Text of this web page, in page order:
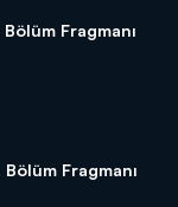
Fragmanı
Fragmanı